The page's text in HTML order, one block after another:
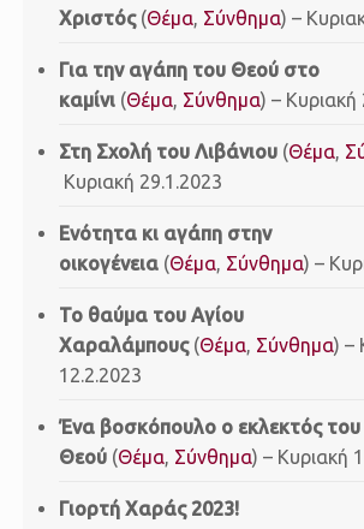
Χριστός(Θέμα, Σύνθημα) –
Για την αγάπη του Θεού στο
καμίνι (Θέμα, Σύνθημα) – Κυριακή
Στη Σχολή του Λιβάνιου (Θέμα,
Κυριακή 29.1.2023
Ενότητα κι αγάπη στην
οικογένεια (Θέμα, Σύνθημα) –
Το θαύμα του Αγίου
Χαραλάμπους(Θέμα, Σύνθημα) –
12.2.2023
Ένα βοσκόπουλο ο εκλεκτός του
Θεού (Θέμα, Σύνθημα) – Κυριακή
Γιορτή Χαράς 2023!